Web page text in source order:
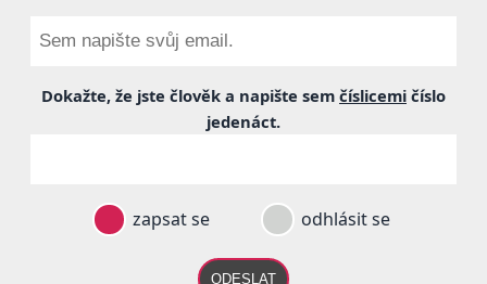
Dokažte, že jste člověk a napište sem číslicemi číslo
jedenáct.
zapsat se odhlásit se
ODESLAT